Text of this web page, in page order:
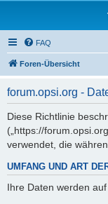
FAQ
Foren-Übersicht
forum.opsi.org -
Diese Richtlinie
(„https://
verwendet, die
UMFANG UND ART
Ihre Daten werden